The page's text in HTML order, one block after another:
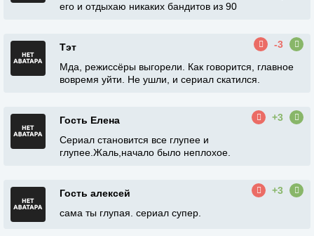
его и отдыхаю никаких бандитов из 90
Тэт
-3
Мда, режиссёры выгорели. Как говорится, главное
вовремя уйти. Не ушли, и сериал скатился.
Гость Елена
+3
Сериал становится все глупее и
глупее.Жаль,начало было неплохое.
Гость алексей
+3
сама ты глупая. сериал супер.